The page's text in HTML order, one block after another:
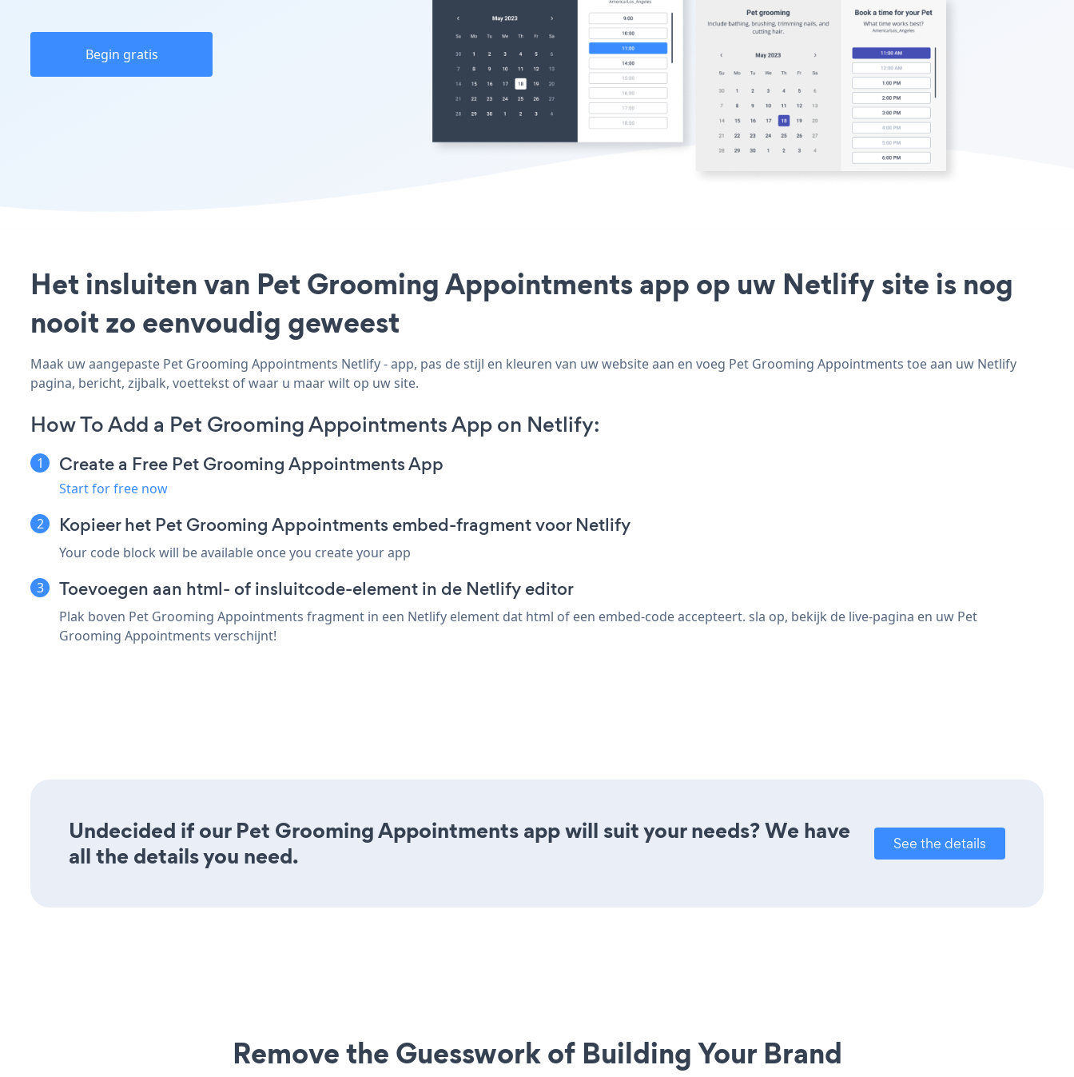
Begin gratis
Het insluiten van Pet Grooming Appointments app op uw Netlify site is nog
nooit zo eenvoudig geweest
Maak uw aangepaste Pet Grooming Appointments Netlify - app, pas de stijl en kleuren van uw website aan en voeg Pet Grooming Appointments toe aan uw Netlify
pagina, bericht, zijbalk, voettekst of waar u maar wilt op uw site.
How To Add a Pet Grooming Appointments App on Netlify:
Create a Free Pet Grooming Appointments App
Start for free now
Kopieer het Pet Grooming Appointments embed-fragment voor Netlify
Your code block will be available once you create your app
Toevoegen aan html- of insluitcode-element in de Netlify editor
Plak boven Pet Grooming Appointments fragment in een Netlify element dat html of een embed-code accepteert. sla op, bekijk de live-pagina en uw Pet
Grooming Appointments verschijnt!
Undecided if our Pet Grooming Appointments app will suit your needs? We have
all the details you need.
See the details
Remove the Guesswork of Building Your Brand